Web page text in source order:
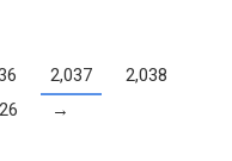
2,037
2,038
→